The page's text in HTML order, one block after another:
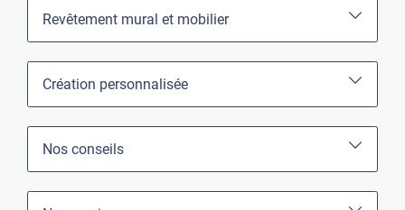
Revêtement mural et mobilier
Création personnalisée
Nos conseils